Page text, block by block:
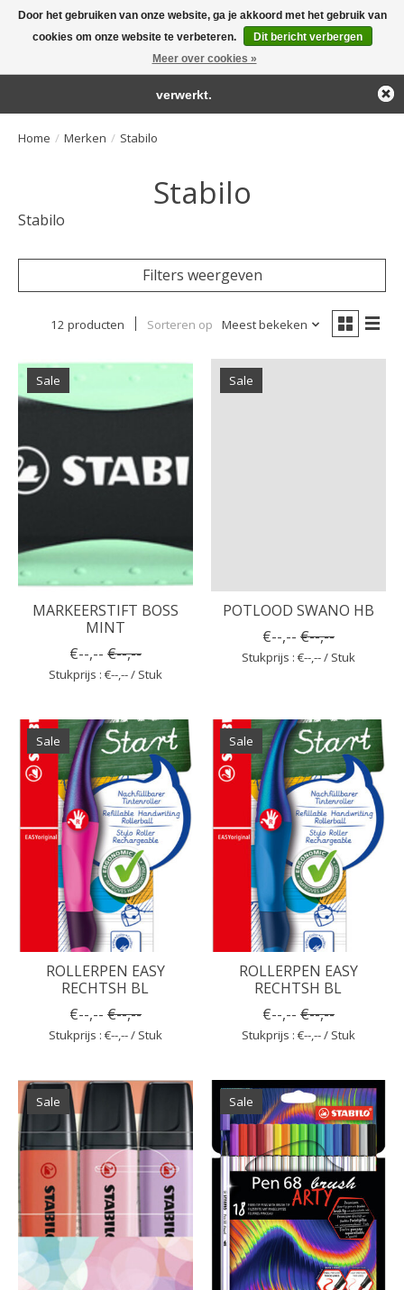
Large selection of products and fast shipping!
Home / Merken / Stabilo
Stabilo
Stabilo
Filters weergeven
12 producten Sorteren op Meest bekeken
Sale
MARKEERSTIFT BOSS
MINT
€--,-- €--,--
Stukprijs : €--,-- / Stuk
Sale
POTLOOD SWANO HB
€--,-- €--,--
Stukprijs : €--,-- / Stuk
Sale
ROLLERPEN EASY
RECHTSH BL
€--,-- €--,--
Stukprijs : €--,-- / Stuk
Sale
ROLLERPEN EASY
RECHTSH BL
€--,-- €--,--
Stukprijs : €--,-- / Stuk
Sale Sale
Door het gebruiken van onze website, ga je akkoord met het gebruik van
cookies om onze website te verbeteren.
Dit bericht verbergen
Meer over cookies »
← Keer terug naar de backofficeDeze winkel is in aanbouw.
Eventueel geplaatste orders zullen niet worden gehonoreerd of
verwerkt.